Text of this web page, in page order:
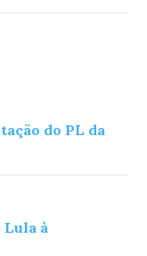
do PL da
Lula à